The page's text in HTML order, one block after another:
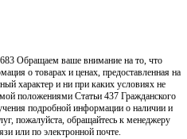
ваше внимание на то, что
о товарах и ценах, предоставленная на
характер и ни при каких условиях не
положениями Статьи 437 Гражданского
подробной информации о наличии и
пожалуйста, обращайтесь к менеджеру
или по электронной почте.